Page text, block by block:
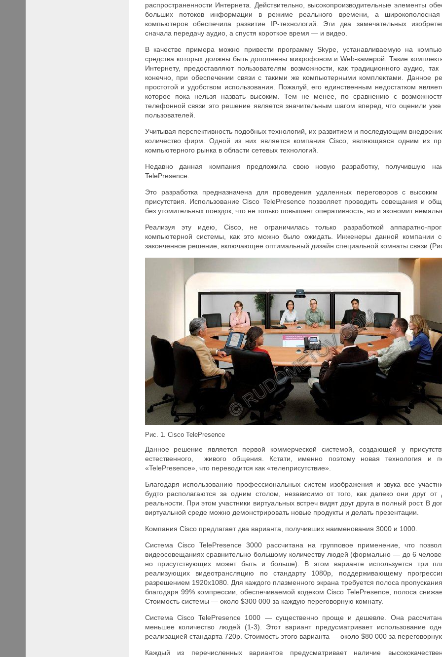
распространенности Интернета. Действительно, высокопроизводительные элементы
больших потоков информации в режиме реального времени, а широкополосная
компьютеров обеспечила развитие IP-технологий. Эти два замечательных
сначала передачу аудио, а спустя короткое время — и видео.
В качестве примера можно привести программу Skype, устанавливаемую на
средства которых должны быть дополнены микрофоном и Web-камерой. Такие
Интернету, предоставляют пользователям возможности, как традиционного аудио,
конечно, при обеспечении связи с такими же компьютерными комплектами. Данное
простотой и удобством использования. Пожалуй, его единственным недостатком
которое пока нельзя назвать высоким. Тем не менее, по сравнению с
телефонной связи это решение является значительным шагом вперед, что оценили
пользователей.
Учитывая перспективность подобных технологий, их развитием и последующим
количество фирм. Одной из них является компания Cisco, являющаяся одним из
компьютерного рынка в области сетевых технологий.
Недавно данная компания предложила свою новую разработку, получившую
TelePresence
Это разработка предназначена для проведения удаленных переговоров с
присутствия. Использование Cisco TelePresence позволяет проводить совещания и
без утомительных поездок, что не только повышает оперативность, но и экономит
Реализуя эту идею, Cisco, не ограничилась только разработкой аппаратно-
компьютерной системы, как это можно было ожидать. Инженеры данной компании
законченное решение, включающее оптимальный дизайн специальной комнаты связи
Рис. 1. Cisco TelePresence
Данное решение является первой коммерческой системой, создающей у
естественного, живого общения. Кстати, именно поэтому новая технология и
«TelePresence», что переводится как «телеприсутствие».
Благодаря использованию профессиональных систем изображения и звука все
будто располагаются за одним столом, независимо от того, как далеко они друг от
реальности. При этом участники виртуальных встреч видят друг друга в полный рост. В
виртуальной среде можно демонстрировать новые продукты и делать презентации.
Компания Cisco предлагает два варианта, получивших наименования 3000 и 1000.
Система Cisco TelePresence 3000 рассчитана на групповое применение, что
видеосовещаниях сравнительно большому количеству людей (формально — до 6
но присутствующих может быть и больше). В этом варианте используется три
реализующих видеотрансляцию по стандарту 1080p, поддерживающему
разрешением 1920х1080. Для каждого плазменного экрана требуется полоса
благодаря 99% компрессии, обеспечиваемой кодеком Cisco TelePresence, полоса
Стоимость системы — около $300 000 за каждую переговорную комнату.
Система Cisco TelePresence 1000 — существенно проще и дешевле. Она
меньшее количество людей (1-3). Этот вариант предусматривает использование
реализацией стандарта 720p. Стоимость этого варианта — около $80 000 за
Каждый из перечисленных вариантов предусматривает наличие